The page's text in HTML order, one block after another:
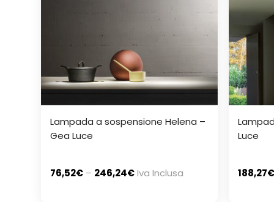
Lampada a sospensione Helena –
Gea Luce
76,52€ – 246,24€Iva Inclusa
Luce
188,27